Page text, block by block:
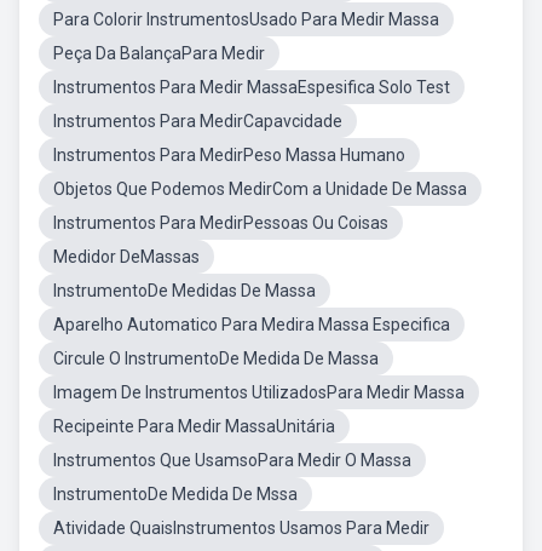
Para Colorir InstrumentosUsado Para Medir Massa
Peça Da BalançaPara Medir
Instrumentos Para Medir MassaEspesifica Solo Test
Instrumentos Para MedirCapavcidade
Instrumentos Para MedirPeso Massa Humano
Objetos Que Podemos MedirCom a Unidade De Massa
Instrumentos Para MedirPessoas Ou Coisas
Medidor DeMassas
InstrumentoDe Medidas De Massa
Aparelho Automatico Para Medira Massa Especifica
Circule O InstrumentoDe Medida De Massa
Imagem De Instrumentos UtilizadosPara Medir Massa
Recipeinte Para Medir MassaUnitária
Instrumentos Que UsamsoPara Medir O Massa
InstrumentoDe Medida De Mssa
Atividade QuaisInstrumentos Usamos Para Medir